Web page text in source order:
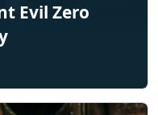
Evil Zero